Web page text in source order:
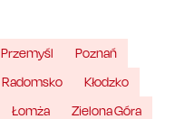
Przemyśl
Poznań
Radomsko
Kłodzko
Łomża
Zielona Góra